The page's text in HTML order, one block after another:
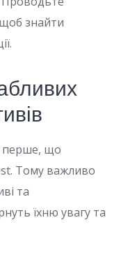
щоб знайти
перше, що
Тому важливо
та
їхню увагу та